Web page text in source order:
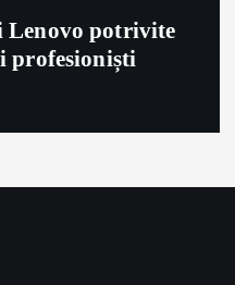
Lenovo potrivite
profesioniști